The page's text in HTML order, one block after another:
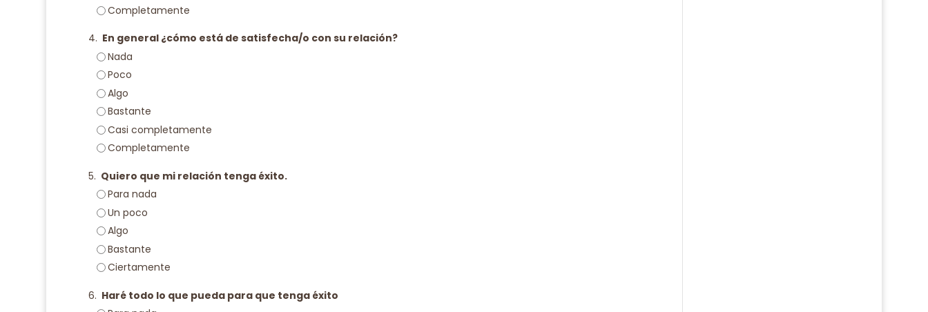
Completamente
4. En general ¿cómo está de satisfecha/o con su relación?
Nada
Poco
Algo
Bastante
Casi completamente
Completamente
5. Quiero que mi relación tenga éxito.
Para nada
Un poco
Algo
Bastante
Ciertamente
6. Haré todo lo que pueda para que tenga éxito